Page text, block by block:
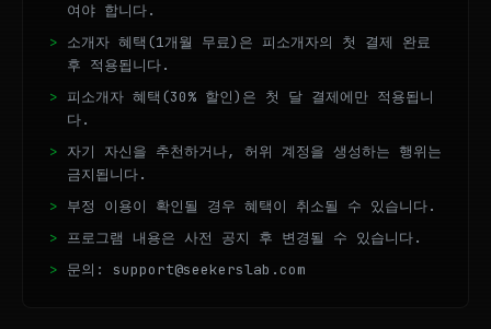
여야 합니다.
소개자 혜택(1개월 무료)은 피소개자의 첫 결제 완료
후 적용됩니다.
피소개자 혜택(30% 할인)은 첫 달 결제에만 적용됩니
다.
자기 자신을 추천하거나, 허위 계정을 생성하는 행위는
금지됩니다.
부정 이용이 확인될 경우 혜택이 취소될 수 있습니다.
프로그램 내용은 사전 공지 후 변경될 수 있습니다.
문의: support@seekerslab.com